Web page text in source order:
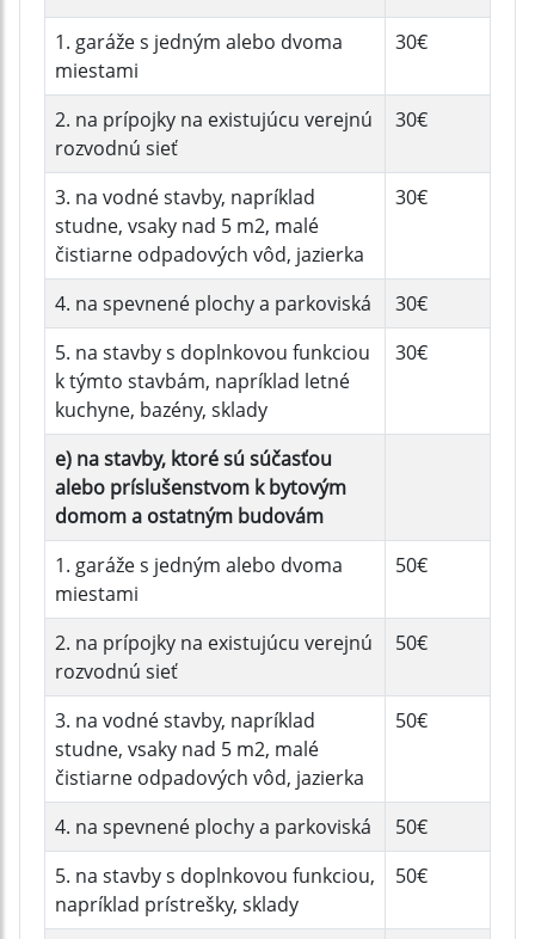
1. garáže s jedným alebo dvoma
miestami
30€
2. na prípojky na existujúcu verejnú
rozvodnú sieť
30€
3. na vodné stavby, napríklad
studne, vsaky nad 5 m2, malé
čistiarne odpadových vôd, jazierka
30€
4. na spevnené plochy a parkoviská
30€
5. na stavby s doplnkovou funkciou
k týmto stavbám, napríklad letné
kuchyne, bazény, sklady
30€
e) na stavby, ktoré sú súčasťou
alebo príslušenstvom k bytovým
domom a ostatným budovám
1. garáže s jedným alebo dvoma
miestami
50€
2. na prípojky na existujúcu verejnú
rozvodnú sieť
50€
3. na vodné stavby, napríklad
studne, vsaky nad 5 m2, malé
čistiarne odpadových vôd, jazierka
50€
4. na spevnené plochy a parkoviská
50€
5. na stavby s doplnkovou funkciou,
napríklad prístrešky, sklady
50€